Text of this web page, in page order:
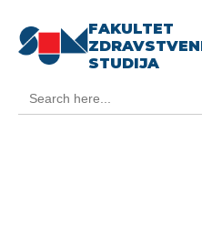
FAKULTET
STUDIJA
for: